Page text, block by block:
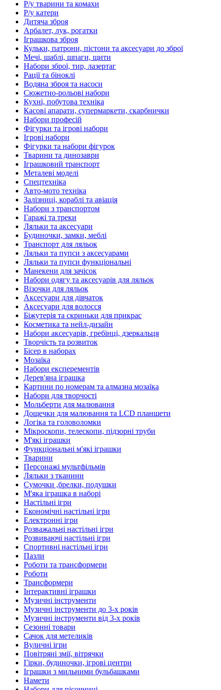
Р/у тварини та комахи
Р/у катери
Дитяча зброя
Арбалет, лук, рогатки
Іграшкова зброя
Кульки, патрони, пістони та аксесуари до зброї
Мечі, шаблі, шпаги, щити
Набори зброї, тир, лазертаг
Рації та біноклі
Водяна зброя та насоси
Сюжетно-рольові набори
Кухні, побутова техніка
Касові апарати, супермаркети, скарбнички
Набори професій
Фігурки та ігрові набори
Ігрові набори
Фігурки та набори фігурок
Тварини та динозаври
Іграшковий транспорт
Металеві моделі
Спецтехніка
Авто-мото техніка
Залізниці, кораблі та авіація
Набори з транспортом
Гаражі та треки
Ляльки та аксесуари
Будиночки, замки, меблі
Транспорт для ляльок
Ляльки та пупси з аксесуарами
Ляльки та пупси функціональні
Манекени для зачісок
Набори одягу та аксесуарів для ляльок
Візочки для ляльок
Аксесуари для дівчаток
Аксесуари для волосся
Біжутерія та скриньки для прикрас
Косметика та нейл-дизайн
Набори аксесуарів, гребінці, дзеркальця
Творчість та розвиток
Бісер в наборах
Мозаїка
Набори експерементів
Дерев'яна іграшка
Картини по номерам та алмазна мозаїка
Набори для творчості
Мольберти для малювання
Дощечки для малювання та LCD планшети
Логіка та головоломки
Мікроскопи, телескопи, підзорні труби
М'які іграшки
Функціональні м'які іграшки
Тварини
Персонажі мультфільмів
Ляльки з тканини
Сумочки ,брелки, подушки
М'яка іграшка в наборі
Настільні ігри
Економічні настільні ігри
Електронні ігри
Розважальні настільні ігри
Розвиваючі настільні ігри
Спортивні настільні ігри
Пазли
Роботи та трансформери
Роботи
Трансформери
Інтерактивні іграшки
Музичні інструменти
Музичні інструменти до 3-х років
Музичні інструменти від 3-х років
Сезонні товари
Сачок для метеликів
Вуличні ігри
Повітряні змії, вітрячки
Гірки, будиночки, ігрові центри
Іграшки з мильними бульбашками
Намети